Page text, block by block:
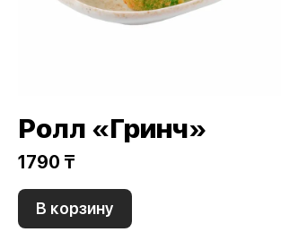
Ролл «Гринч»
1790 ₸
В корзину